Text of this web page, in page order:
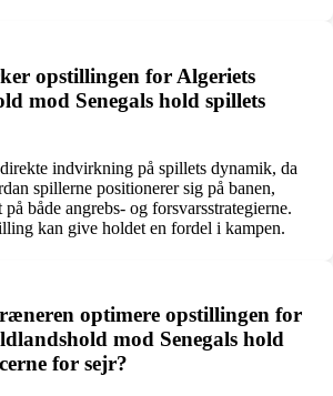
opstillingen for Algeriets
mod Senegals hold spillets
indvirkning på spillets dynamik, da
spillerne positionerer sig på banen,
både angrebs- og forsvarsstrategierne.
kan give holdet en fordel i kampen.
optimere opstillingen for
mod Senegals hold
for sejr?